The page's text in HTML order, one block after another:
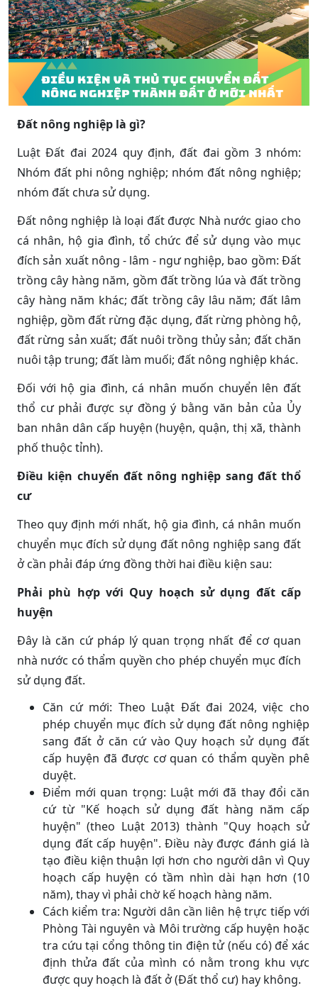
Đất nông nghiệp là gì?
Luật Đất đai 2024 quy định, đất đai gồm 3 nhóm:
Nhóm đất phi nông nghiệp; nhóm đất nông nghiệp;
nhóm đất chưa sử dụng.
Đất nông nghiệp là loại đất được Nhà nước giao cho
cá nhân, hộ gia đình, tổ chức để sử dụng vào mục
đích sản xuất nông - lâm - ngư nghiệp, bao gồm: Đất
trồng cây hàng năm, gồm đất trồng lúa và đất trồng
cây hàng năm khác; đất trồng cây lâu năm; đất lâm
nghiệp, gồm đất rừng đặc dụng, đất rừng phòng hộ,
đất rừng sản xuất; đất nuôi trồng thủy sản; đất chăn
nuôi tập trung; đất làm muối; đất nông nghiệp khác.
Đối với hộ gia đình, cá nhân muốn chuyển lên đất
thổ cư phải được sự đồng ý bằng văn bản của Ủy
ban nhân dân cấp huyện (huyện, quận, thị xã, thành
phố thuộc tỉnh).
Điều kiện chuyển đất nông nghiệp sang đất thổ
cư
Theo quy định mới nhất, hộ gia đình, cá nhân muốn
chuyển mục đích sử dụng đất nông nghiệp sang đất
ở cần phải đáp ứng đồng thời hai điều kiện sau:
Phải phù hợp với Quy hoạch sử dụng đất cấp
huyện
Đây là căn cứ pháp lý quan trọng nhất để cơ quan
nhà nước có thẩm quyền cho phép chuyển mục đích
sử dụng đất.
Căn cứ mới: Theo Luật Đất đai 2024, việc cho
phép chuyển mục đích sử dụng đất nông nghiệp
sang đất ở căn cứ vào Quy hoạch sử dụng đất
cấp huyện đã được cơ quan có thẩm quyền phê
duyệt.
Điểm mới quan trọng: Luật mới đã thay đổi căn
cứ từ "Kế hoạch sử dụng đất hàng năm cấp
huyện" (theo Luật 2013) thành "Quy hoạch sử
dụng đất cấp huyện". Điều này được đánh giá là
tạo điều kiện thuận lợi hơn cho người dân vì Quy
hoạch cấp huyện có tầm nhìn dài hạn hơn (10
năm), thay vì phải chờ kế hoạch hàng năm.
Cách kiểm tra: Người dân cần liên hệ trực tiếp với
Phòng Tài nguyên và Môi trường cấp huyện hoặc
tra cứu tại cổng thông tin điện tử (nếu có) để xác
định thửa đất của mình có nằm trong khu vực
được quy hoạch là đất ở (Đất thổ cư) hay không.